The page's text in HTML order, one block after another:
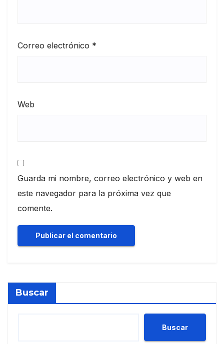
Correo electrónico *
Web
Guarda mi nombre, correo electrónico y web en
este navegador para la próxima vez que
comente.
Buscar
Buscar